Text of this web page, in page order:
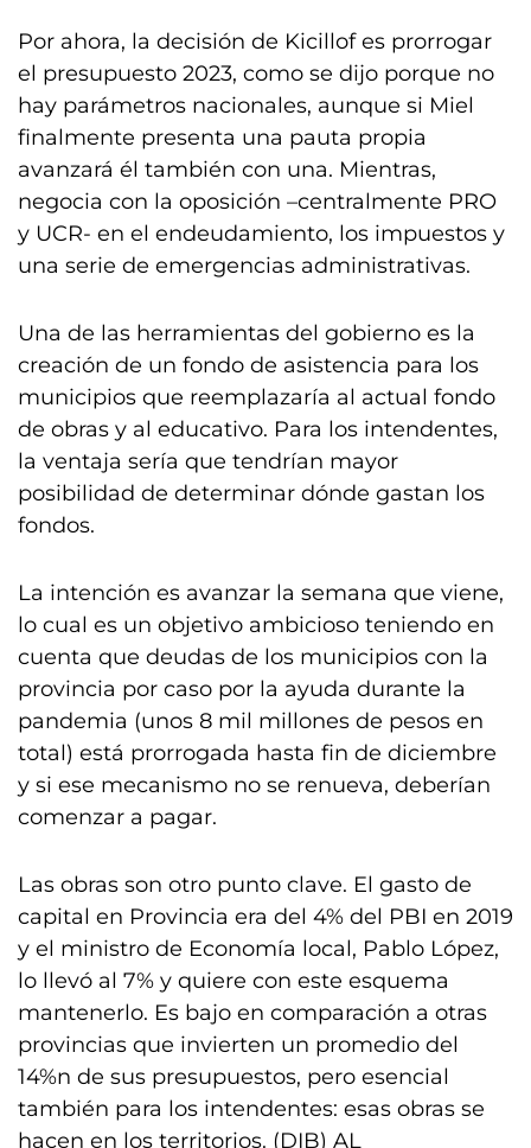
Por ahora, la decisión de Kicillof es prorrogar
el presupuesto 2023, como se dijo porque no
hay parámetros nacionales, aunque si Miel
finalmente presenta una pauta propia
avanzará él también con una. Mientras,
negocia con la oposición –centralmente PRO
y UCR- en el endeudamiento, los impuestos y
una serie de emergencias administrativas.
Una de las herramientas del gobierno es la
creación de un fondo de asistencia para los
municipios que reemplazaría al actual fondo
de obras y al educativo. Para los intendentes,
la ventaja sería que tendrían mayor
posibilidad de determinar dónde gastan los
fondos.
La intención es avanzar la semana que viene,
lo cual es un objetivo ambicioso teniendo en
cuenta que deudas de los municipios con la
provincia por caso por la ayuda durante la
pandemia (unos 8 mil millones de pesos en
total) está prorrogada hasta fin de diciembre
y si ese mecanismo no se renueva, deberían
comenzar a pagar.
Las obras son otro punto clave. El gasto de
capital en Provincia era del 4% del PBI en 2019
y el ministro de Economía local, Pablo López,
lo llevó al 7% y quiere con este esquema
mantenerlo. Es bajo en comparación a otras
provincias que invierten un promedio del
14%n de sus presupuestos, pero esencial
también para los intendentes: esas obras se
hacen en los territorios. (DIB) AL